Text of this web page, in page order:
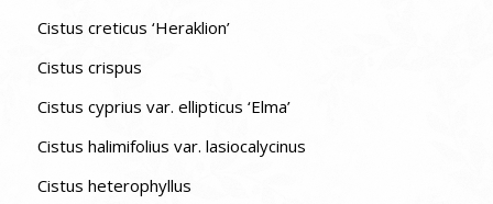
Cistus creticus ‘Heraklion’
Cistus crispus
Cistus cyprius var. ellipticus ‘Elma’
Cistus halimifolius var. lasiocalycinus
Cistus heterophyllus